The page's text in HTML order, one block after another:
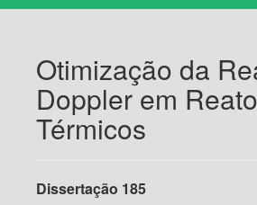
Otimização da
Doppler em
Térmicos
Dissertação 185